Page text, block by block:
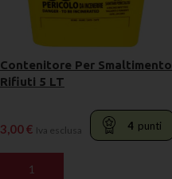
Contenitore Per Smaltimento
Rifiuti 5 LT
3,00€ Iva esclusa 4 punti
AGGIUNGI AL CARRELLO